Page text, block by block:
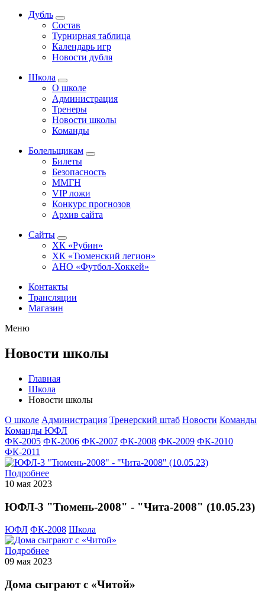
Дубль
Состав
Турнирная таблица
Календарь игр
Новости дубля
Школа
О школе
Администрация
Тренеры
Новости школы
Команды
Болельщикам
Билеты
Безопасность
ММГН
VIP ложи
Конкурс прогнозов
Архив сайта
Сайты
ХК «Рубин»
ХК «Тюменский легион»
АНО «Футбол-Хоккей»
Контакты
Трансляции
Магазин
Меню
Новости школы
Главная
Школа
Новости школы
О школе Администрация Тренерский штаб Новости Команды
Команды ЮФЛ
ФК-2005 ФК-2006 ФК-2007 ФК-2008 ФК-2009 ФК-2010
ФК-2011
Подробнее
10 мая 2023
ЮФЛ-3 "Тюмень-2008" - "Чита-2008" (10.05.23)
ЮФЛ ФК-2008 Школа
Подробнее
09 мая 2023
Дома сыграют с «Читой»